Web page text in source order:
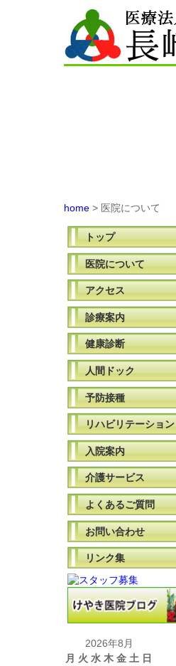
home > 医院について
トップ
医院について
アクセス
診療案内
健康診断
人間ドック
予防接種
リハビリテーション
入院案内
介護サービス
よくあるご質問
お問い合わせ
リンク集
2026年8月
月 火 水 木 金 土 日